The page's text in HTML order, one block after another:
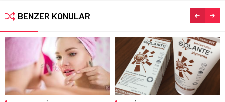
BENZER KONULAR